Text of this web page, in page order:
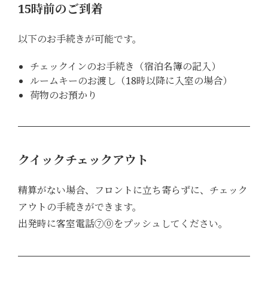
15時前のご到着
以下のお手続きが可能です。
チェックインのお手続き（宿泊名簿の記入）
ルームキーのお渡し（18時以降に入室の場合）
荷物のお預かり
クイックチェックアウト
精算がない場合、フロントに立ち寄らずに、チェック
アウトの手続きができます。
出発時に客室電話⑦⓪をプッシュしてください。